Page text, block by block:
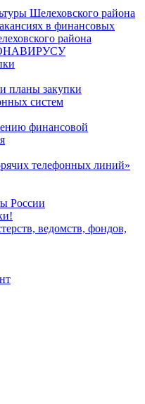
Шелеховского района
в финансовых
района
планы закупки
систем
финансовой
телефонных линий»
России
ведомств, фондов,